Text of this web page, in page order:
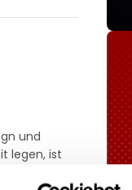
und
legen, ist